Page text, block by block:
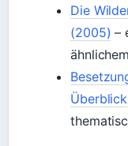
Die
(2005) –
Überblick